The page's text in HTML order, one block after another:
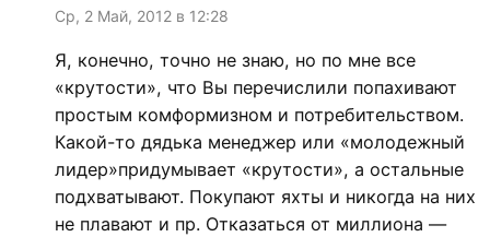
Ср, 2 Май, 2012 в 12:28
Я, конечно, точно не знаю, но по мне все
«крутости», что Вы перечислили попахивают
простым комформизном и потребительством.
Какой-то дядька менеджер или «молодежный
лидер»придумывает «крутости», а остальные
подхватывают. Покупают яхты и никогда на них
не плавают и пр. Отказаться от миллиона —